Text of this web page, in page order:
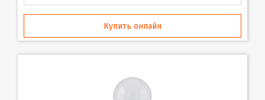
Купить онлайн